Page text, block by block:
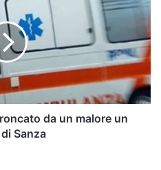
da un malore un
Sanza